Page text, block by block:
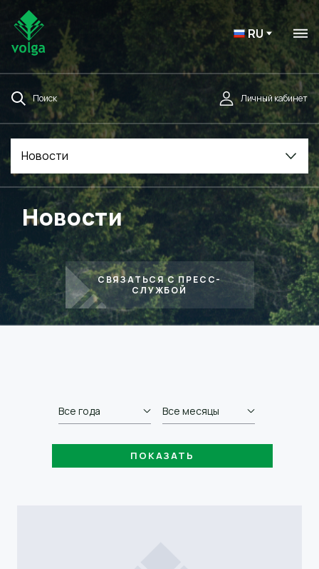
RU
Поиск Личный кабинет
Новости
Новости
СВЯЗАТЬСЯ С ПРЕСС-
СЛУЖБОЙ
Все года Все месяцы